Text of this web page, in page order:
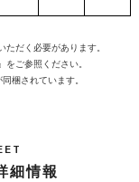
ただく必要があります。
ご参照ください。
梱されています。
細情報